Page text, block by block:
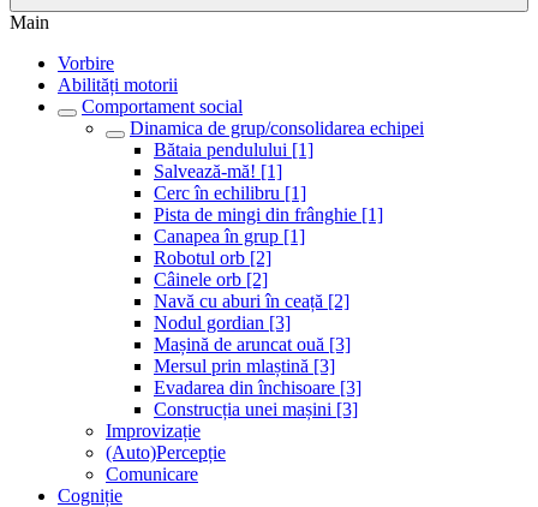
Main
Vorbire
Abilități motorii
Comportament social
Dinamica de grup/consolidarea echipei
Bătaia pendulului [1]
Salvează-mă! [1]
Cerc în echilibru [1]
Pista de mingi din frânghie [1]
Canapea în grup [1]
Robotul orb [2]
Câinele orb [2]
Navă cu aburi în ceață [2]
Nodul gordian [3]
Mașină de aruncat ouă [3]
Mersul prin mlaștină [3]
Evadarea din închisoare [3]
Construcția unei mașini [3]
Improvizație
(Auto)Percepție
Comunicare
Cogniție